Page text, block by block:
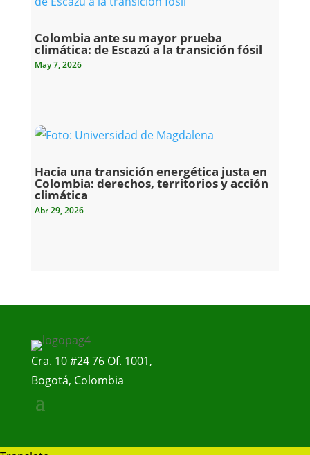
Colombia ante su mayor prueba
climática: de Escazú a la transición fósil
May 7, 2026
Hacia una transición energética justa en
Colombia: derechos, territorios y acción
climática
Abr 29, 2026
Cra. 10 #24 76 Of. 1001,
Bogotá, Colombia